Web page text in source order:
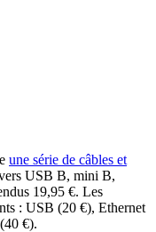
une série de câbles et
USB B, mini B,
19,95 €. Les
: USB (20 €), Ethernet
€).